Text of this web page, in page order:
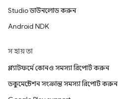
Studio ডাউনলোড করুন
Android NDK
সহায়তা
প্ল্যাটফর্মে কোনও সমস্যা রিপোর্ট করুন
ডকুমেন্টেশন সংক্রান্ত সমস্যা রিপোর্ট করুন